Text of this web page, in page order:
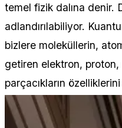
temel fizik dalına denir.
adlandırılabiliyor.
bizlere moleküllerin,
getiren elektron,
parçacıkların